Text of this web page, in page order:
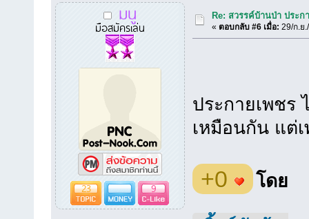
มนู
มือสมัครเล่น
23 9
Re: สวรรค์บ้านป่า ประก
«ตอบกลับ #6 เมื่อ: 29/ก.ย
ประกายเพชร
เหมือนกัน แต่
+0 โดย